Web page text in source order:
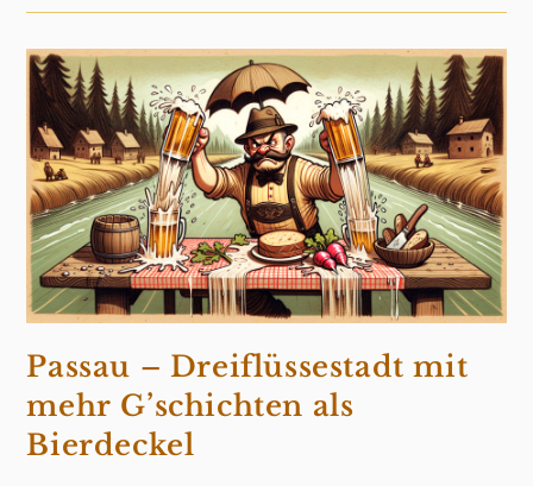
Ned
Wasserl,
Sondern
A
Gscheide
Lebensader
Passau – Dreiflüssestadt mit
mehr G’schichten als
Bierdeckel